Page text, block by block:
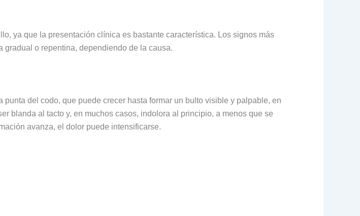
ya que la presentación clínica es bastante característica. Los signos más
gradual o repentina, dependiendo de la causa.
punta del codo, que puede crecer hasta formar un bulto visible y palpable, en
blanda al tacto y, en muchos casos, indolora al principio, a menos que se
avanza, el dolor puede intensificarse.